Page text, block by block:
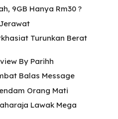
9GB Hanya Rm30 ?
Turunkan Berat
By Parihh
Balas Message
Orang Mati
Lawak Mega